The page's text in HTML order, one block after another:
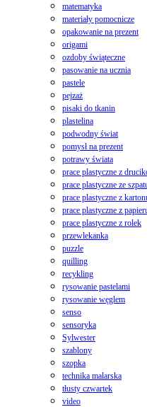
matematyka
materiały pomocnicze
opakowanie na prezent
origami
ozdoby świąteczne
pasowanie na ucznia
pastele
pejzaż
pisaki do tkanin
plastelina
podwodny świat
pomysł na prezent
potrawy świata
prace plastyczne z
prace plastyczne ze
prace plastyczne z
prace plastyczne z
prace plastyczne z rolek
przewlekanka
puzzle
quilling
recykling
rysowanie pastelami
rysowanie węglem
senso
sensoryka
Sylwester
szablony
szopka
technika malarska
tłusty czwartek
video